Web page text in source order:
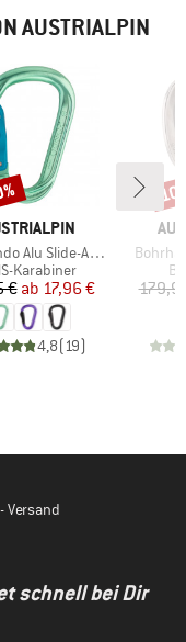
AUSTRIALPIN
Alu Slide-Autolock
Karabiner
Preis
€ reduzierter Preis
ab 17,96 €
4,8(19)
Artikel
Versand
schnell bei Dir